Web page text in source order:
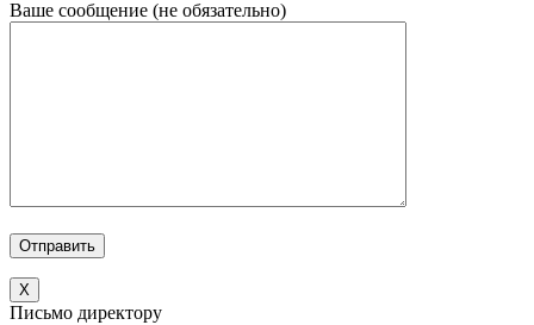
Ваше сообщение (не обязательно)
X
Письмо директору